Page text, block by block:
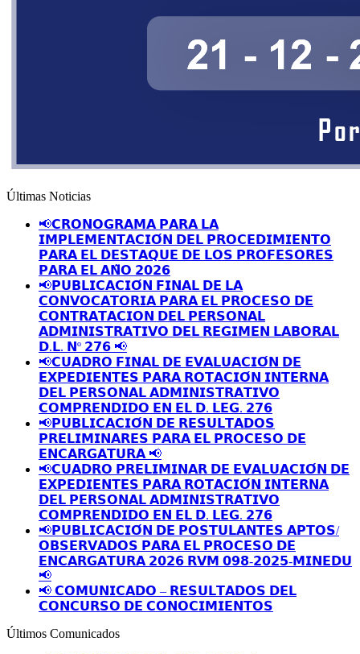
Últimas Noticias
📢𝗖𝗥𝗢𝗡𝗢𝗚𝗥𝗔𝗠𝗔 𝗣𝗔𝗥𝗔 𝗟𝗔
𝗜𝗠𝗣𝗟𝗘𝗠𝗘𝗡𝗧𝗔𝗖𝗜𝗢́𝗡 𝗗𝗘𝗟 𝗣𝗥𝗢𝗖𝗘𝗗𝗜𝗠𝗜𝗘𝗡𝗧𝗢
𝗣𝗔𝗥𝗔 𝗘𝗟 𝗗𝗘𝗦𝗧𝗔𝗤𝗨𝗘 𝗗𝗘 𝗟𝗢𝗦 𝗣𝗥𝗢𝗙𝗘𝗦𝗢𝗥𝗘𝗦
𝗣𝗔𝗥𝗔 𝗘𝗟 𝗔𝗡̃𝗢 𝟮𝟬𝟮𝟲
📢𝗣𝗨𝗕𝗟𝗜𝗖𝗔𝗖𝗜𝗢́𝗡 𝗙𝗜𝗡𝗔𝗟 𝗗𝗘 𝗟𝗔
𝗖𝗢𝗡𝗩𝗢𝗖𝗔𝗧𝗢𝗥𝗜𝗔 𝗣𝗔𝗥𝗔 𝗘𝗟 𝗣𝗥𝗢𝗖𝗘𝗦𝗢 𝗗𝗘
𝗖𝗢𝗡𝗧𝗥𝗔𝗧𝗔𝗖𝗜𝗢𝗡 𝗗𝗘𝗟 𝗣𝗘𝗥𝗦𝗢𝗡𝗔𝗟
𝗔𝗗𝗠𝗜𝗡𝗜𝗦𝗧𝗥𝗔𝗧𝗜𝗩𝗢 𝗗𝗘𝗟 𝗥𝗘𝗚𝗜𝗠𝗘𝗡 𝗟𝗔𝗕𝗢𝗥𝗔𝗟
𝗗.𝗟. 𝗡º 𝟮𝟳𝟲 📢
📢𝗖𝗨𝗔𝗗𝗥𝗢 𝗙𝗜𝗡𝗔𝗟 𝗗𝗘 𝗘𝗩𝗔𝗟𝗨𝗔𝗖𝗜𝗢́𝗡 𝗗𝗘
𝗘𝗫𝗣𝗘𝗗𝗜𝗘𝗡𝗧𝗘𝗦 𝗣𝗔𝗥𝗔 𝗥𝗢𝗧𝗔𝗖𝗜𝗢́𝗡 𝗜𝗡𝗧𝗘𝗥𝗡𝗔
𝗗𝗘𝗟 𝗣𝗘𝗥𝗦𝗢𝗡𝗔𝗟 𝗔𝗗𝗠𝗜𝗡𝗜𝗦𝗧𝗥𝗔𝗧𝗜𝗩𝗢
𝗖𝗢𝗠𝗣𝗥𝗘𝗡𝗗𝗜𝗗𝗢 𝗘𝗡 𝗘𝗟 𝗗. 𝗟𝗘𝗚. 𝟮𝟳𝟲
📢𝗣𝗨𝗕𝗟𝗜𝗖𝗔𝗖𝗜𝗢́𝗡 𝗗𝗘 𝗥𝗘𝗦𝗨𝗟𝗧𝗔𝗗𝗢𝗦
𝗣𝗥𝗘𝗟𝗜𝗠𝗜𝗡𝗔𝗥𝗘𝗦 𝗣𝗔𝗥𝗔 𝗘𝗟 𝗣𝗥𝗢𝗖𝗘𝗦𝗢 𝗗𝗘
𝗘𝗡𝗖𝗔𝗥𝗚𝗔𝗧𝗨𝗥𝗔 📢
📢𝗖𝗨𝗔𝗗𝗥𝗢 𝗣𝗥𝗘𝗟𝗜𝗠𝗜𝗡𝗔𝗥 𝗗𝗘 𝗘𝗩𝗔𝗟𝗨𝗔𝗖𝗜𝗢́𝗡 𝗗𝗘
𝗘𝗫𝗣𝗘𝗗𝗜𝗘𝗡𝗧𝗘𝗦 𝗣𝗔𝗥𝗔 𝗥𝗢𝗧𝗔𝗖𝗜𝗢́𝗡 𝗜𝗡𝗧𝗘𝗥𝗡𝗔
𝗗𝗘𝗟 𝗣𝗘𝗥𝗦𝗢𝗡𝗔𝗟 𝗔𝗗𝗠𝗜𝗡𝗜𝗦𝗧𝗥𝗔𝗧𝗜𝗩𝗢
𝗖𝗢𝗠𝗣𝗥𝗘𝗡𝗗𝗜𝗗𝗢 𝗘𝗡 𝗘𝗟 𝗗. 𝗟𝗘𝗚. 𝟮𝟳𝟲
📢𝗣𝗨𝗕𝗟𝗜𝗖𝗔𝗖𝗜𝗢́𝗡 𝗗𝗘 𝗣𝗢𝗦𝗧𝗨𝗟𝗔𝗡𝗧𝗘𝗦 𝗔𝗣𝗧𝗢𝗦/
𝗢𝗕𝗦𝗘𝗥𝗩𝗔𝗗𝗢𝗦 𝗣𝗔𝗥𝗔 𝗘𝗟 𝗣𝗥𝗢𝗖𝗘𝗦𝗢 𝗗𝗘
𝗘𝗡𝗖𝗔𝗥𝗚𝗔𝗧𝗨𝗥𝗔 𝟮𝟬𝟮𝟲 𝗥𝗩𝗠 𝟬𝟵𝟴-𝟮𝟬𝟮𝟱-𝗠𝗜𝗡𝗘𝗗𝗨
📢
📢 𝗖𝗢𝗠𝗨𝗡𝗜𝗖𝗔𝗗𝗢 – 𝗥𝗘𝗦𝗨𝗟𝗧𝗔𝗗𝗢𝗦 𝗗𝗘𝗟
𝗖𝗢𝗡𝗖𝗨𝗥𝗦𝗢 𝗗𝗘 𝗖𝗢𝗡𝗢𝗖𝗜𝗠𝗜𝗘𝗡𝗧𝗢𝗦
Últimos Comunicados